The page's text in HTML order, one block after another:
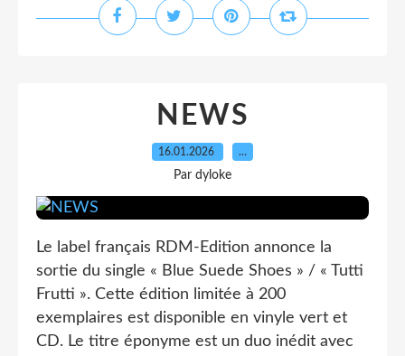
NEWS
16.01.2026 …
Par dyloke
Le label français RDM-Edition annonce la
sortie du single « Blue Suede Shoes » / « Tutti
Frutti ». Cette édition limitée à 200
exemplaires est disponible en vinyle vert et
CD. Le titre éponyme est un duo inédit avec